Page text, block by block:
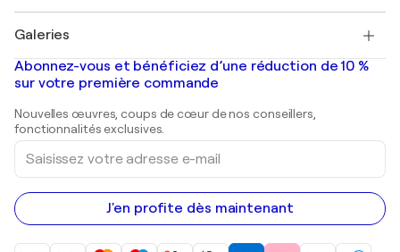
Banksy
Mr. Brainwash
Shepard Fairey
Tableaux abstraits à vendre
Peintures de paysage
Estampes
Peintures acryliques
Galeries
Galeries d'art en France
Galeries d'art en Belgique
Abonnez-vous et bénéficiez d’une réduction de 10 %
sur votre première commande
Nouvelles œuvres, coups de cœur de nos conseillers,
fonctionnalités exclusives.
Saisissez
votre
adresse
e-
mail
J'en profite dès maintenant